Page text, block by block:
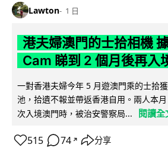
Lawton 1 日
港夫婦澳門的士拾相機
Cam 睇到 2 個月後再入
一對香港夫婦今年 5 月遊澳門乘的士拾
池，拾遺不報並帶返香港自用。兩人本
次入境澳門時，被治安警察局...
閱讀全
515 74 ↗ 分享